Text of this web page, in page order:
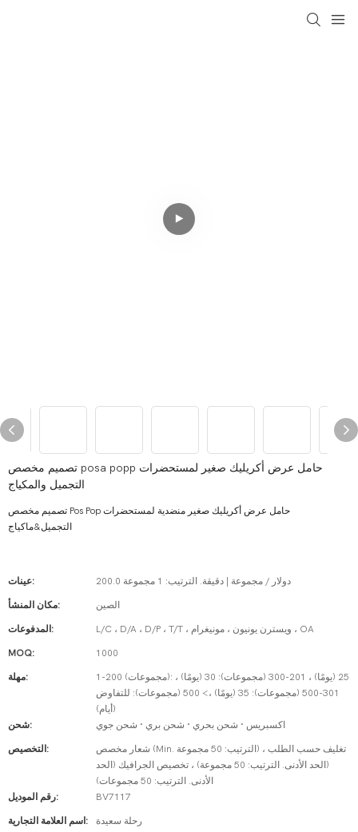
تصميم مخصص posa popp حامل عرض أكريليك صغير لمستحضرات
التجميل والمكياج
تصميم مخصص Pos Pop حامل عرض أكريليك صغير منضدية لمستحضرات
التجميل&ماكياج
عينات: 200.0 دولار / مجموعة | دقيقة. الترتيب: 1 مجموعة
مكان المنشأ: الصين
المدفوعات: L/C ، D/A ، D/P ، T/T ، ويسترن يونيون ، مونيغرام ، OA
MOQ: 1000
مهلة:
1-200 (مجموعات): 25 (يومًا) ، 201-300 (مجموعات): 30 (يومًا) ،
301-500 (مجموعات): 35 (يومًا) ،> 500 (مجموعات): للتفاوض
(أيام)
شحن:
اكسبريس · شحن بحري · شحن بري · شحن جوي
التخصيص:
شعار مخصص (Min. الترتيب: 50 مجموعة) ، تغليف حسب الطلب
(الحد الأدنى. الترتيب: 50 مجموعة) ، تخصيص الجرافيك (الحد
الأدنى. الترتيب: 50 مجموعات)
رقم الموديل:
BV7117
اسم العلامة التجارية: رحلة سعيدة